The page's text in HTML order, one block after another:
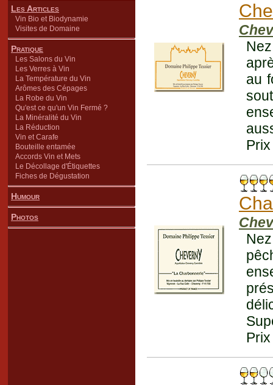
Les Articles
Vin Bio et Biodynamie
Visites de Domaine
Pratique
Les Salons du Vin
Les Verres à Vin
La Température du Vin
Arômes des Cépages
La Robe du Vin
Qu'est ce qu'un Vin Fermé ?
La Minéralité du Vin
La Réduction
Vin et Carafe
Bouteille entamée
Accords Vin et Mets
Le Décollage d'Étiquettes
Fiches de Dégustation
Humour
Photos
au